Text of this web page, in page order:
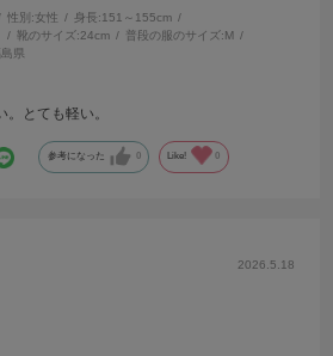
性別:女性 身長:151～155cm
靴のサイズ:24cm 普段の服のサイズ:M
県
とても軽い。
参考になった 0 Like! 0
2026.5.18